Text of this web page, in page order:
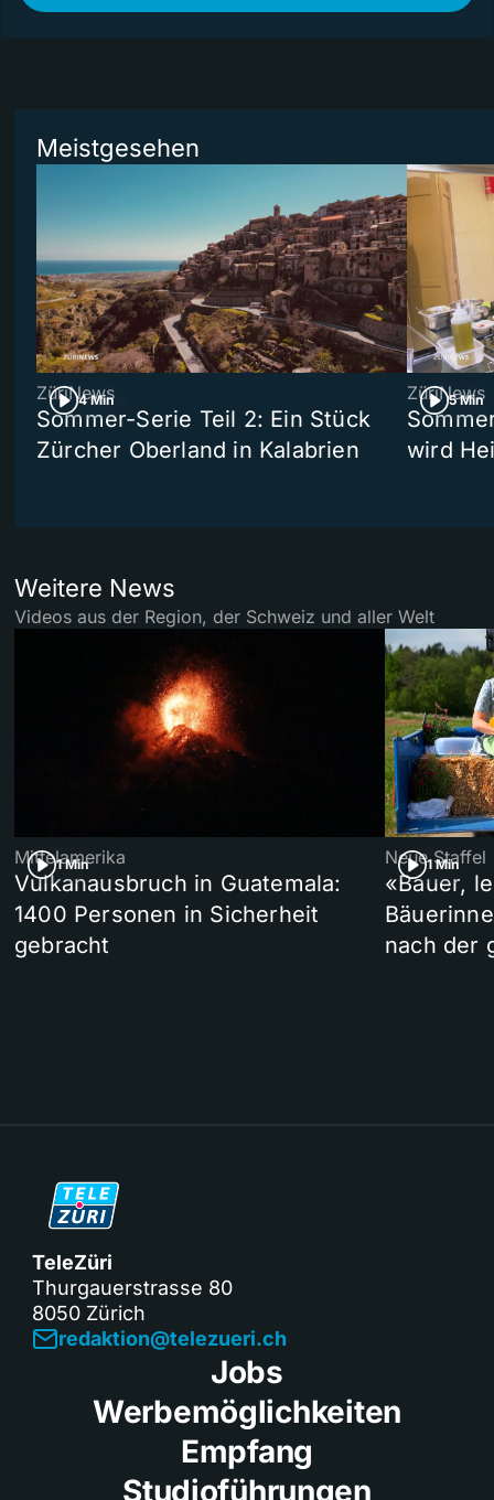
Meistgesehen
4 Min
ZüriNews
Sommer-Serie Teil 2: Ein Stück
Zürcher Oberland in Kalabrien
5 Min
ZüriNews
wird
Weitere News
Videos aus der Region, der Schweiz und aller Welt
1 Min
Mittelamerika
Vulkanausbruch in Guatemala:
1400 Personen in Sicherheit
gebracht
1 Min
Neue Staffel
«Bauer,
nach der
TeleZüri
Thurgauerstrasse 80
8050 Zürich
redaktion@telezueri.ch
Jobs
Werbemöglichkeiten
Empfang
Studioführungen